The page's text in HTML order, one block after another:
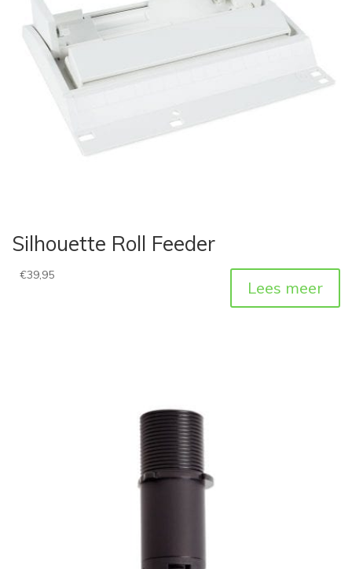
Silhouette Roll Feeder
€39,95
Lees meer